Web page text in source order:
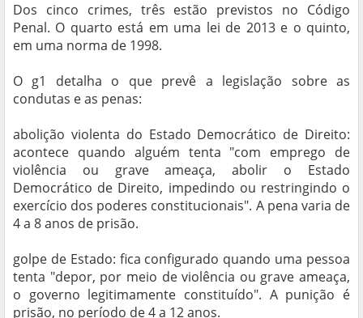
Dos cinco crimes, três estão previstos no Código
Penal. O quarto está em uma lei de 2013 e o quinto,
em uma norma de 1998.
O g1 detalha o que prevê a legislação sobre as
condutas e as penas:
abolição violenta do Estado Democrático de Direito:
acontece quando alguém tenta "com emprego de
violência ou grave ameaça, abolir o Estado
Democrático de Direito, impedindo ou restringindo o
exercício dos poderes constitucionais". A pena varia de
4 a 8 anos de prisão.
golpe de Estado: fica configurado quando uma pessoa
tenta "depor, por meio de violência ou grave ameaça,
o governo legitimamente constituído". A punição é
prisão, no período de 4 a 12 anos.